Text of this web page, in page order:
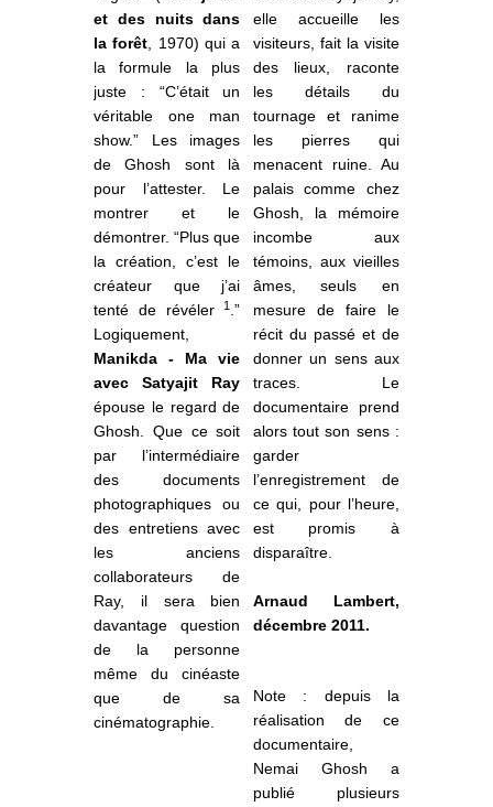
et des nuits dans
la forêt, 1970) qui a
la formule la plus
juste : “C’était un
véritable one man
show.” Les images
de Ghosh sont là
pour l’attester. Le
montrer et le
démontrer. “Plus que
la création, c’est le
créateur que j’ai
tenté de révéler1 .”
Logiquement,
Manikda - Ma vie
avec Satyajit Ray
épouse le regard de
Ghosh. Que ce soit
par l’intermédiaire
des documents
photographiques ou
des entretiens avec
les anciens
collaborateurs de
Ray, il sera bien
davantage question
de la personne
même du cinéaste
que de sa
cinématographie.
elle accueille les
visiteurs, fait la visite
des lieux, raconte
les détails du
tournage et ranime
les pierres qui
menacent ruine. Au
palais comme chez
Ghosh, la mémoire
incombe aux
témoins, aux vieilles
âmes, seuls en
mesure de faire le
récit du passé et de
donner un sens aux
traces. Le
documentaire prend
alors tout son sens :
garder
l’enregistrement de
ce qui, pour l’heure,
est promis à
disparaître.
Arnaud Lambert,
décembre 2011.
Note : depuis la
réalisation de ce
documentaire,
Nemai Ghosh a
publié plusieurs